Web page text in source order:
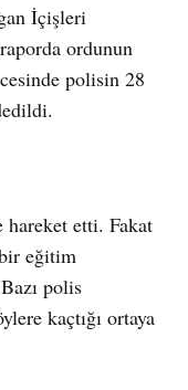
İçişleri
ordunun
polisin 28
etti. Fakat
eğitim
polis
kaçtığı ortaya